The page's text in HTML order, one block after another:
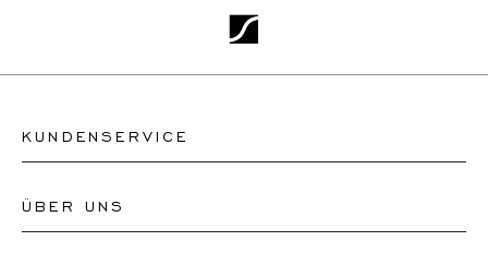
KUNDENSERVICE
Kontakt Uhrengeschäft
ÜBER UNS